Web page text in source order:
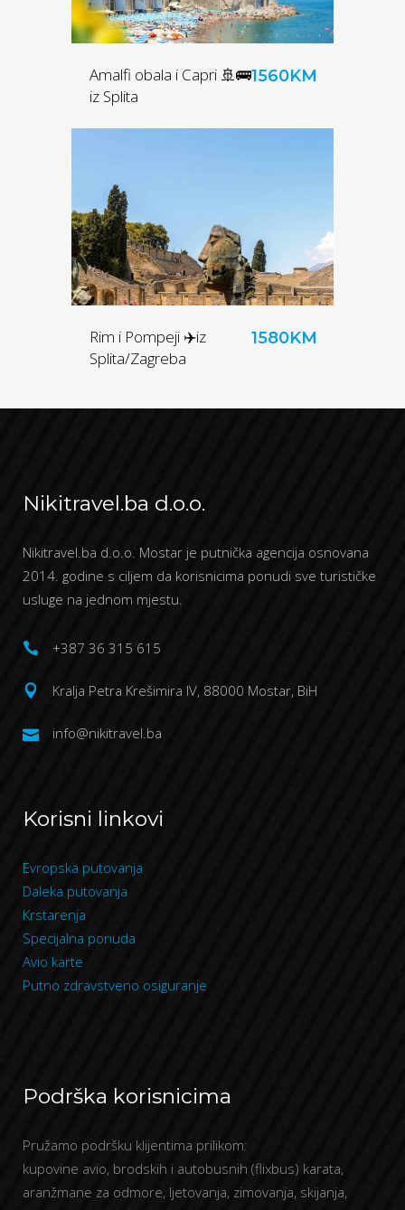
Amalfi obala i Capri 🚢🚌
iz Splita
1560KM
Rim i Pompeji ✈️iz
Splita/Zagreba
1580KM
Nikitravel.ba d.o.o.
Nikitravel.ba d.o.o. Mostar je putnička agencija osnovana
2014. godine s ciljem da korisnicima ponudi sve turističke
usluge na jednom mjestu.
+387 36 315 615
Kralja Petra Krešimira IV, 88000 Mostar, BiH
info@nikitravel.ba
Korisni linkovi
Evropska putovanja
Daleka putovanja
Krstarenja
Specijalna ponuda
Avio karte
Putno zdravstveno osiguranje
Podrška korisnicima
Pružamo podršku klijentima prilikom:
kupovine avio, brodskih i autobusnih (flixbus) karata,
aranžmane za odmore, ljetovanja, zimovanja, skijanja,